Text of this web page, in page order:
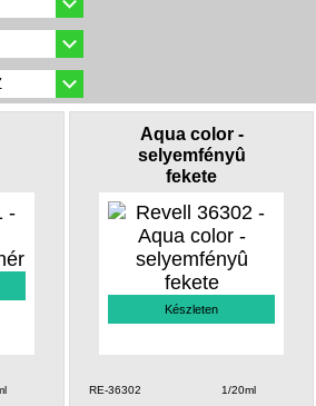
Aqua color -
selyemfényû
fekete
Készleten
RE-36302 1/20ml